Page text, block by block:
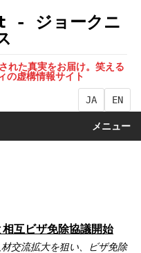
- ジョークニ
た真実をお届け。笑える
虚構情報サイト
JA EN
メニュー
互ビザ免除協議開始
交流拡大を狙い、ビザ免除